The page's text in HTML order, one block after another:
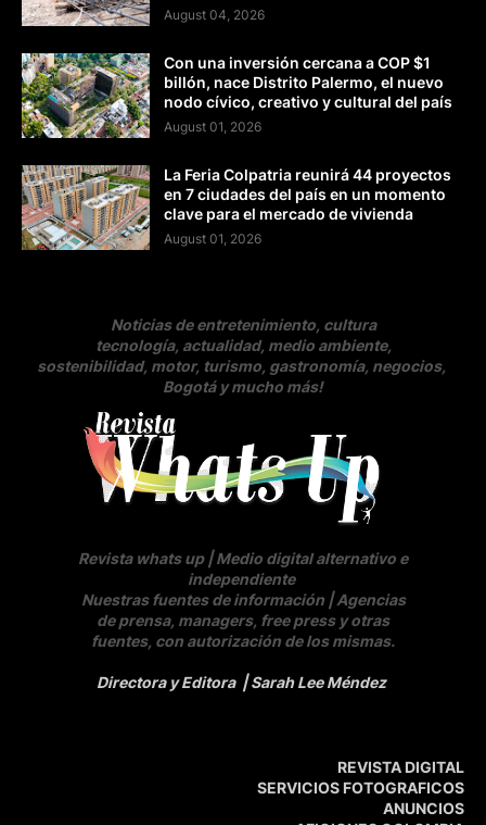
August 04, 2026
Con una inversión cercana a COP $1
billón, nace Distrito Palermo, el nuevo
nodo cívico, creativo y cultural del país
August 01, 2026
La Feria Colpatria reunirá 44 proyectos
en 7 ciudades del país en un momento
clave para el mercado de vivienda
August 01, 2026
Noticias de entretenimiento, cultura
tecnología, actualidad, medio ambiente,
sostenibilidad, motor, turismo, gastronomía, negocios,
Bogotá y mucho más!
Revista whats up | Medio digital alternativo e
independiente
Nuestras fuentes de información | Agencias
de prensa, managers, free press y otras
fuentes, con autorización de los mismas.
Directora y Editora| Sarah Lee Méndez
REVISTA DIGITAL
SERVICIOS FOTOGRAFICOS
ANUNCIOS